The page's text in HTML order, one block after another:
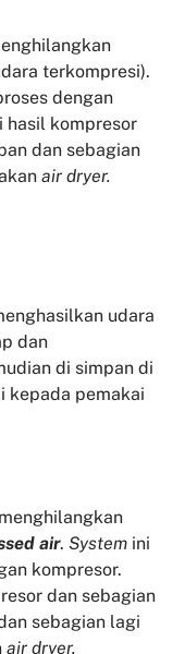
terkompresi).
dengan
hasil kompresor
dan sebagian
air dryer.
udara
dan
di simpan di
kepada pemakai
air.System ini
kompresor.
dan sebagian
sebagian lagi
air dryer.